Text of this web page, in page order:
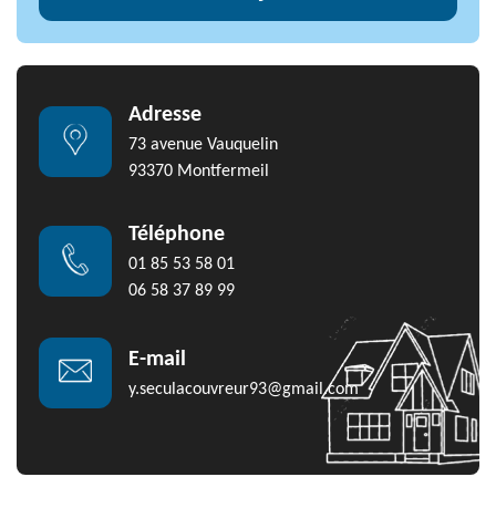
Adresse
73 avenue Vauquelin
93370 Montfermeil
Téléphone
01 85 53 58 01
06 58 37 89 99
E-mail
y.seculacouvreur93@gmail.com